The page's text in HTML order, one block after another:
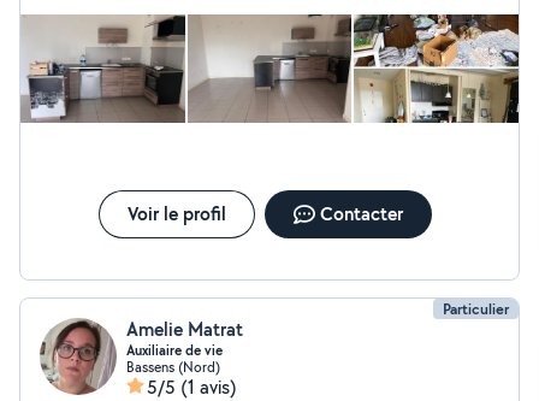
mur *Carrelage *Lavage de façades N'hésitez pas à nos
faire appelle à nos services on ne toujours à écoute de
nous client
Voir le profil Contacter
Particulier
Amelie Matrat
Auxiliaire de vie
Bassens (Nord)
5/5 (1 avis)